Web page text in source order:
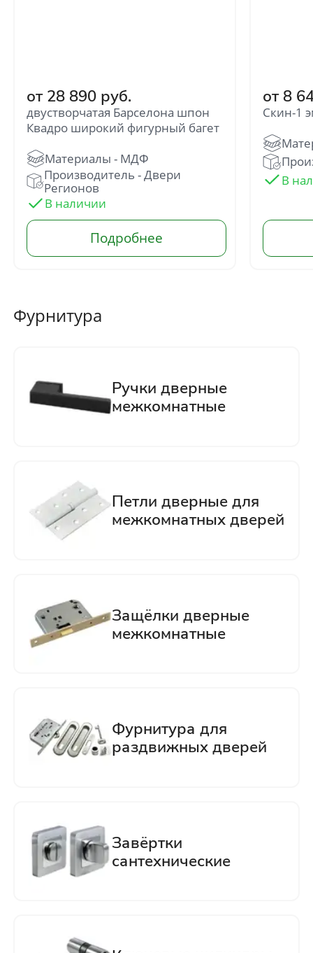
от 28 890 руб.
двустворчатая Барселона шпон
Квадро широкий фигурный багет
Производитель - Двери
Регионов
от 8
Скин-1
Фурнитура
Нажимая кнопку «Отправить», Вы
соглашаетесь с политикой обработки
персональных данных